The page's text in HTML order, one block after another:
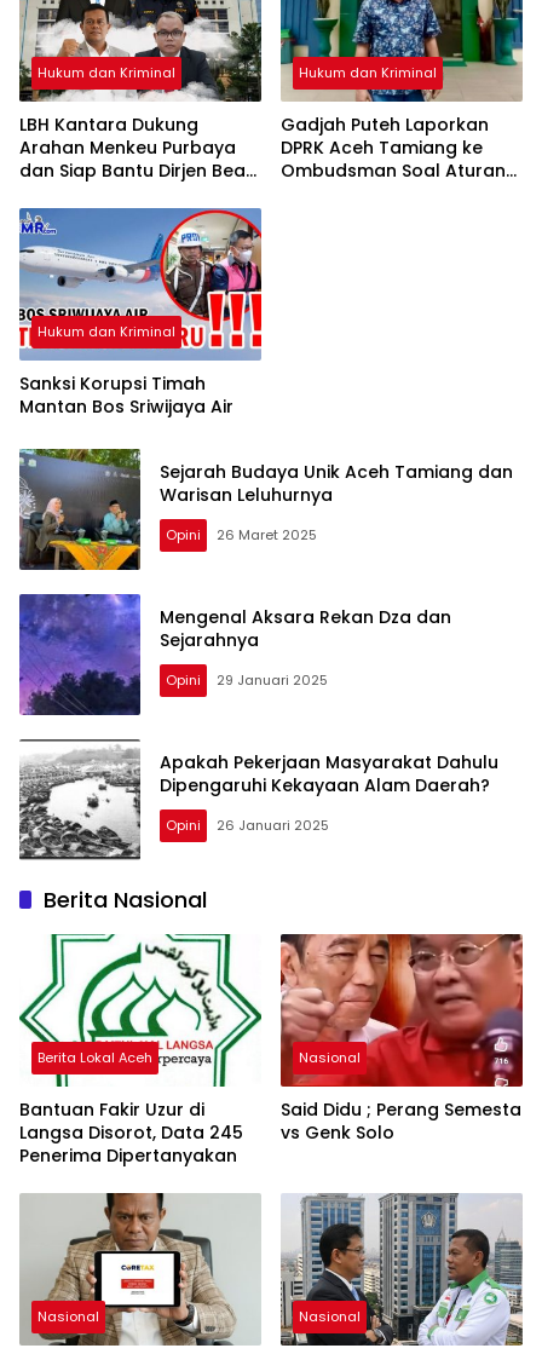
Hukum dan Kriminal
LBH Kantara Dukung
Arahan Menkeu Purbaya
dan Siap Bantu Dirjen Bea
Penindakan
Hukum dan Kriminal
Gadjah Puteh Laporkan
DPRK Aceh Tamiang ke
Ombudsman Soal Aturan
Hukum dan Kriminal
Sanksi Korupsi Timah
Mantan Bos Sriwijaya Air
Sejarah Budaya Unik Aceh Tamiang dan
Warisan Leluhurnya
Opini 26 Maret 2025
Mengenal Aksara Rekan Dza dan
Sejarahnya
Opini 29 Januari 2025
Apakah Pekerjaan Masyarakat Dahulu
Dipengaruhi Kekayaan Alam Daerah?
Opini 26 Januari 2025
Berita Nasional
Berita Lokal Aceh
Bantuan Fakir Uzur di
Langsa Disorot, Data 245
Penerima Dipertanyakan
Nasional
Said Didu ; Perang Semesta
vs Genk Solo
Nasional Nasional